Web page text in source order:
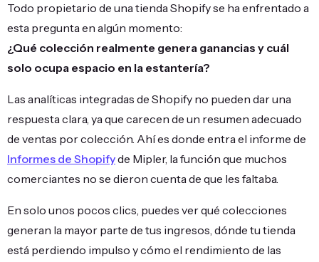
Todo propietario de una tienda Shopify se ha enfrentado a
esta pregunta en algún momento:
¿Qué colección realmente genera ganancias y cuál
solo ocupa espacio en la estantería?
Las analíticas integradas de Shopify no pueden dar una
respuesta clara, ya que carecen de un resumen adecuado
de ventas por colección. Ahí es donde entra el informe de
Informes de Shopifyde Mipler, la función que muchos
comerciantes no se dieron cuenta de que les faltaba.
En solo unos pocos clics, puedes ver qué colecciones
generan la mayor parte de tus ingresos, dónde tu tienda
está perdiendo impulso y cómo el rendimiento de las